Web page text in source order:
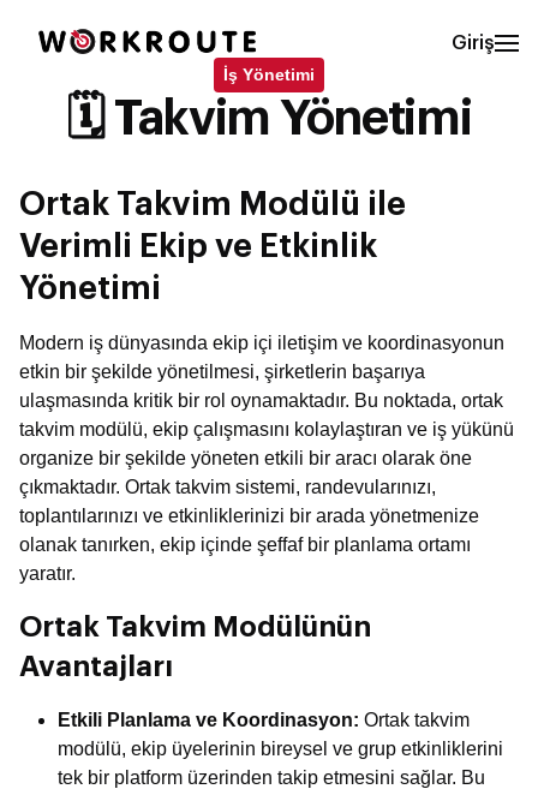
Giriş
İş Yönetimi
🗓️ Takvim Yönetimi
Ortak Takvim Modülü ile
Verimli Ekip ve Etkinlik
Yönetimi
Modern iş dünyasında ekip içi iletişim ve koordinasyonun
etkin bir şekilde yönetilmesi, şirketlerin başarıya
ulaşmasında kritik bir rol oynamaktadır. Bu noktada, ortak
takvim modülü, ekip çalışmasını kolaylaştıran ve iş yükünü
organize bir şekilde yöneten etkili bir aracı olarak öne
çıkmaktadır. Ortak takvim sistemi, randevularınızı,
toplantılarınızı ve etkinliklerinizi bir arada yönetmenize
olanak tanırken, ekip içinde şeffaf bir planlama ortamı
yaratır.
Ortak Takvim Modülünün
Avantajları
Etkili Planlama ve Koordinasyon: Ortak takvim
modülü, ekip üyelerinin bireysel ve grup etkinliklerini
tek bir platform üzerinden takip etmesini sağlar. Bu